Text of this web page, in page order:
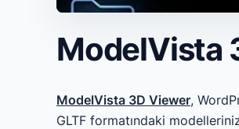
ModelVista
ModelVista 3D Viewer,
GLTF formatındaki